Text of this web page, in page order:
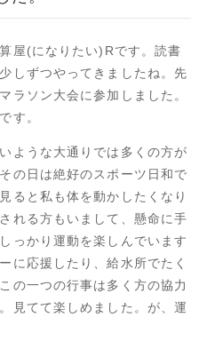
屋(になりたい)Rです。読書
しずつやってきましたね。先
ラソン大会に参加しました。
す。
ような大通りでは多くの方が
の日は絶好のスポーツ日和で
ると私も体を動かしたくなり
れる方もいまして、懸命に手
っかり運動を楽しんでいます
に応援したり、給水所でたく
の一つの行事は多く方の協力
見てて楽しめました。が、運